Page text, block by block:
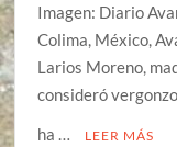
Imagen: Diario
Colima, México,
Larios Moreno,
consideró
ha …
LEER MÁS